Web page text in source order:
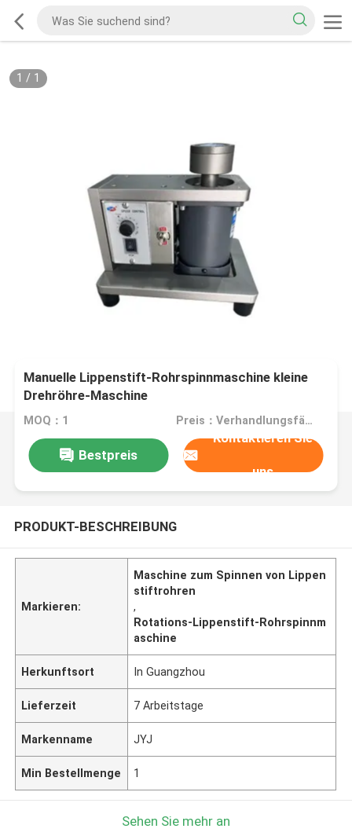
1 / 1
Manuelle Lippenstift-Rohrspinnmaschine kleine
Drehröhre-Maschine
MOQ：1 Preis：Verhandlungsfähig
Bestpreis
Kontaktieren Sie
uns
PRODUKT-BESCHREIBUNG
Markieren:
Maschine zum Spinnen von Lippen
stiftrohren
,
Rotations-Lippenstift-Rohrspinnm
aschine
Herkunftsort In Guangzhou
Lieferzeit 7 Arbeitstage
Markenname JYJ
Min Bestellmenge 1
Sehen Sie mehr an